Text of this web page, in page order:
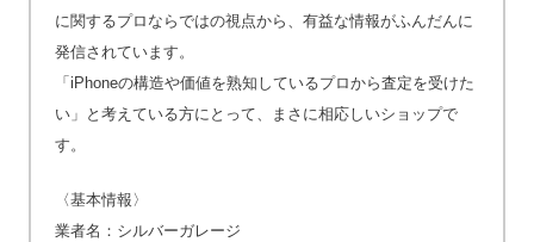
に関するプロならではの視点から、有益な情報がふんだんに
発信されています。
「iPhoneの構造や価値を熟知しているプロから査定を受けた
い」と考えている方にとって、まさに相応しいショップで
す。
〈基本情報〉
業者名：シルバーガレージ